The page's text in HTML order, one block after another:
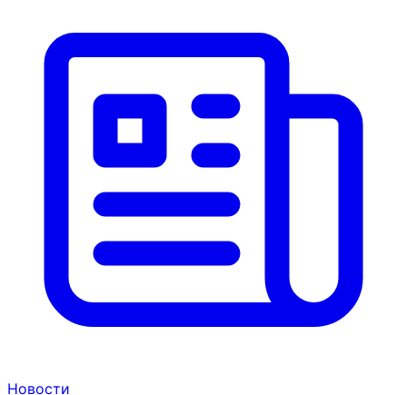
Новости